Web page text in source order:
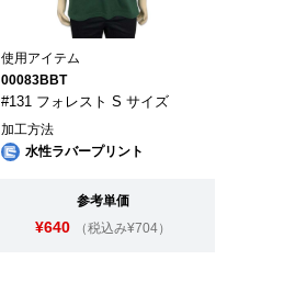
使用アイテム
00083BBT
#131 フォレスト S サイズ
加工方法
水性ラバープリント
参考単価
¥640 （税込み¥704）